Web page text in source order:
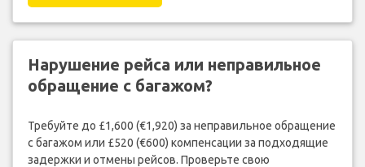
Нарушение рейса или неправильное
обращение с багажом?
Требуйте до £1,600 (€1,920) за неправильное обращение
с багажом или £520 (€600) компенсации за подходящие
задержки и отмены рейсов. Проверьте свою